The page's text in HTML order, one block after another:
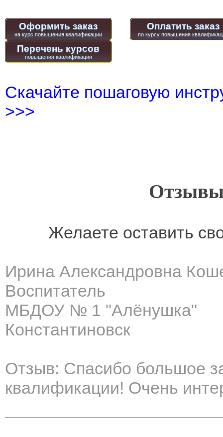
Оформить заказ Оплатить заказ
Перечень курсов
повышения квалификации
Скачайте пошаговую
>>>
Желаете оставить
Ирина Александровна
Воспитатель
МБДОУ № 1 "Алёнушка"
Константиновск
Отзыв: Спасибо большое
квалификации! Очень